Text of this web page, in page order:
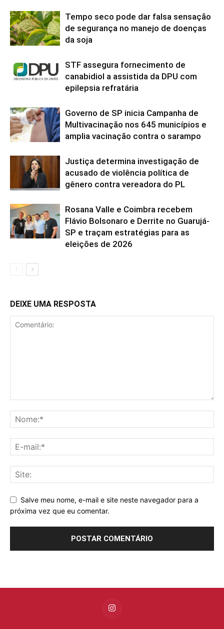
Tempo seco pode dar falsa sensação
de segurança no manejo de doenças
da soja
STF assegura fornecimento de
canabidiol a assistida da DPU com
epilepsia refratária
Governo de SP inicia Campanha de
Multivacinação nos 645 municípios e
amplia vacinação contra o sarampo
Justiça determina investigação de
acusado de violência política de
gênero contra vereadora do PL
Rosana Valle e Coimbra recebem
Flávio Bolsonaro e Derrite no Guarujá-
SP e traçam estratégias para as
eleições de 2026
DEIXE UMA RESPOSTA
Salve meu nome, e-mail e site neste navegador para a
próxima vez que eu comentar.